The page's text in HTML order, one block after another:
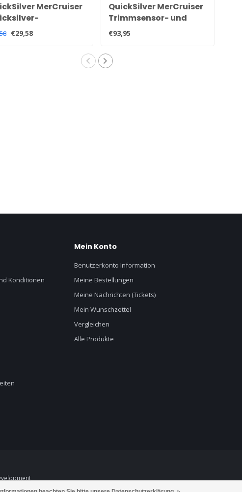
MerCruiser
Hecköl
858064QB1
€29,58
QuickSilver MerCruiser
Trimmsensor- und
Gebersatz für alle
Alpha und Bravo
Heckteile 805320A03
€93,95
Konditionen
Mein Konto
Benutzerkonto Information
Meine Bestellungen
Meine Nachrichten (Tickets)
Mein Wunschzettel
Vergleichen
Alle Produkte